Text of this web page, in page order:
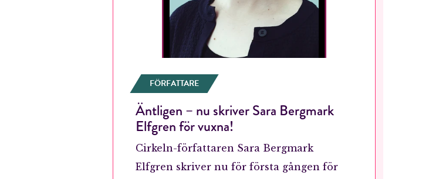
E-post*
FÖRFATTARE
Äntligen – nu skriver Sara Bergmark
Elfgren för vuxna!
Cirkeln-författaren Sara Bergmark
Elfgren skriver nu för första gången för